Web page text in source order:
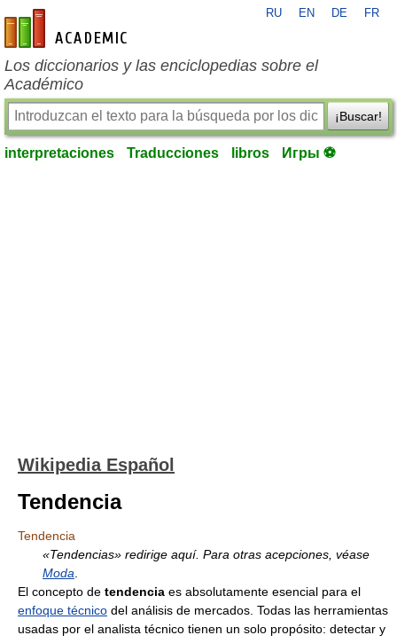
es-academic.com
RU EN DE FR
Los diccionarios y las enciclopedias sobre el
Académico
¡Buscar!
interpretaciones Traducciones libros Игры ⚽
Wikipedia Español
Tendencia
Tendencia
«Tendencias» redirige aquí. Para otras acepciones, véase
Moda
El concepto de tendencia es absolutamente esencial para el
enfoque técnico del análisis de mercados. Todas las herramientas
usadas por el analista técnico tienen un solo propósito: detectar y